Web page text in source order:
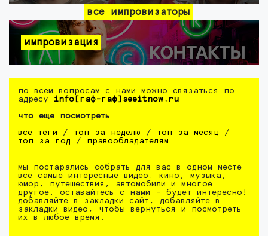
все импровизаторы
импровизация
по всем вопросам с нами можно связаться по
адресу info[гаф-гаф]seeitnow.ru
что еще посмотреть
все теги / топ за неделю / топ за месяц /
топ за год / правообладателям
мы постарались собрать для вас в одном месте
все самые интересные видео. кино, музыка,
юмор, путешествия, автомобили и многое
другое. оставайтесь с нами - будет интересно!
добавляйте в закладки сайт, добавляйте в
закладки видео, чтобы вернуться и посмотреть
их в любое время.